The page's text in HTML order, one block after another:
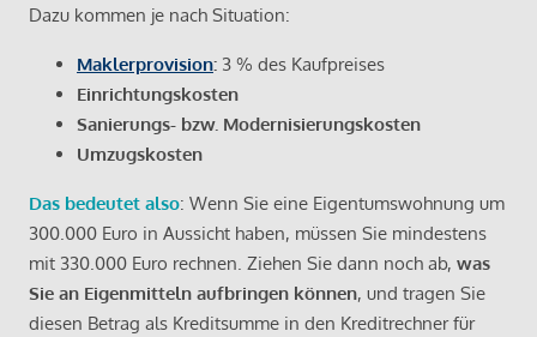
Dazu kommen je nach Situation:
Maklerprovision: 3 % des Kaufpreises
Einrichtungskosten
Sanierungs- bzw. Modernisierungskosten
Umzugskosten
Das bedeutet also: Wenn Sie eine Eigentumswohnung um
300.000 Euro in Aussicht haben, müssen Sie mindestens
mit 330.000 Euro rechnen. Ziehen Sie dann noch ab, was
Sie an Eigenmitteln aufbringen können, und tragen Sie
diesen Betrag als Kreditsumme in den Kreditrechner für